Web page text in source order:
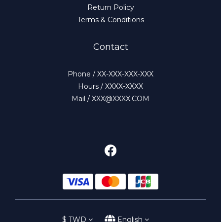
Return Policy
Terms & Conditions
Contact
Phone / XX-XXX-XXX-XXX
Hours / XXXX-XXXX
Mail / XXX@XXXX.COM
$ TWD English